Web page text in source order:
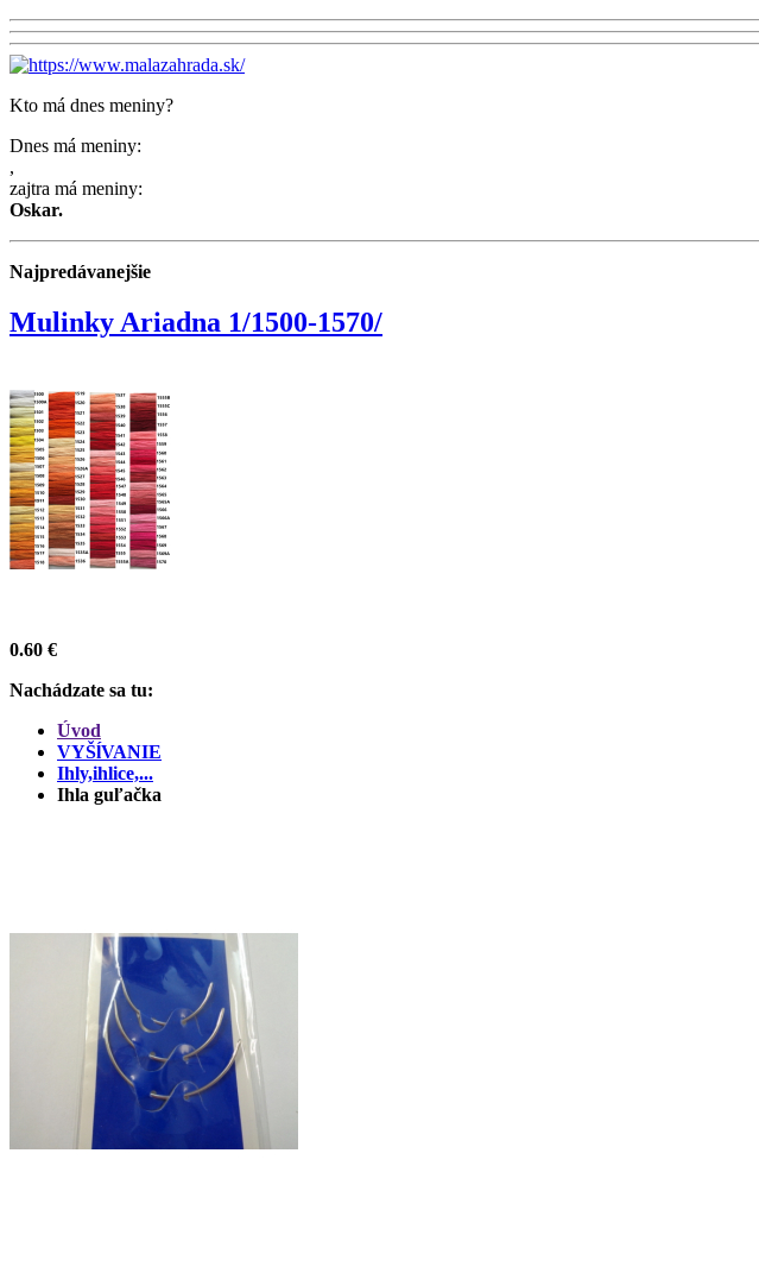
Kto má dnes meniny?
Dnes má meniny:
,
zajtra má meniny:
Oskar.
Najpredávanejšie
Mulinky Ariadna 1/1500-1570/
0.60 €
Nachádzate sa tu:
Úvod
VYŠĺVANIE
Ihly,ihlice,...
Ihla guľačka